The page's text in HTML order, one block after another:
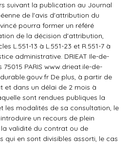
suivant la publication au Journal
de l'avis d'attribution du
pourra former un référé
de la décision d'attribution,
L.551-13 à L.551-23 et R.551-7 à
administrative. DRIEAT Ile-de-
PARIS www.drieat.ile-de-
De plus, à partir de
et dans un délai de 2 mois à
sont rendues publiques la
les modalités de sa consultation, le
un recours de plein
validité du contrat ou de
qui en sont divisibles assorti, le cas